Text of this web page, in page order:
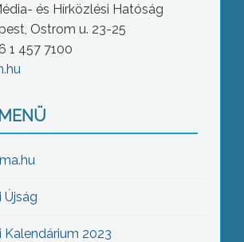
és Hírközlési Hatóság
Ostrom u. 23-25
1 457 7100
Újság
Kalendárium 2023